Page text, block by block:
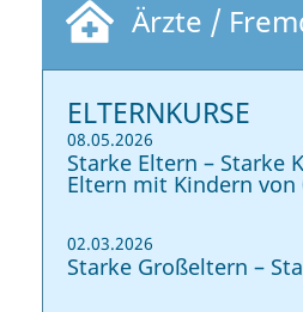
Ärzte /
ELTERNKURSE
08.05.2026
Starke Eltern – Starke
Eltern mit Kindern von
02.03.2026
Starke Großeltern –